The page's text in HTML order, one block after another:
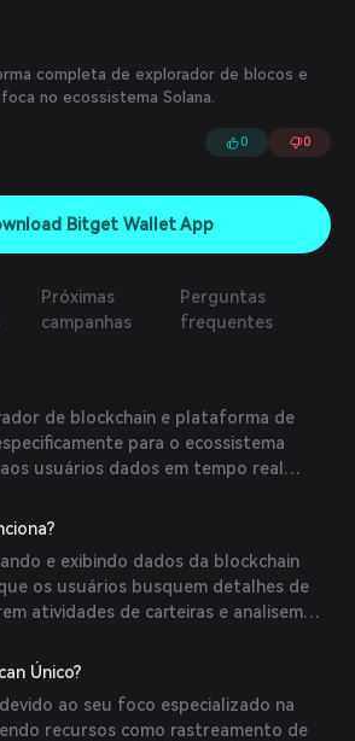
completa de explorador de blocos e
no ecossistema Solana.
0 0
Bitget Wallet App
Próximas
campanhas
Perguntas
frequentes
de blockchain e plataforma de
para o ecossistema
usuários dados em tempo real
tokens e atividade da rede,
e análise abrangentes da
e exibindo dados da blockchain
os usuários busquem detalhes de
atividades de carteiras e analisem
interface amigável simplifica a
complexos da blockchain.
Único?
ao seu foco especializado na
recursos como rastreamento de